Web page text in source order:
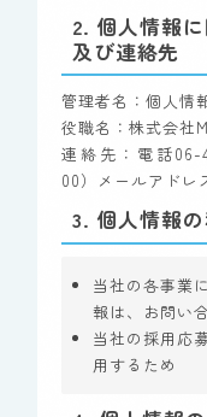
2. 個人情報
及び連絡先
管理者名：個人
役職名：株式会社
連絡先：電話06-
00）メールアドレ
3. 個人情報
当社の各事業
報は、お問い
当社の採用応
用するため